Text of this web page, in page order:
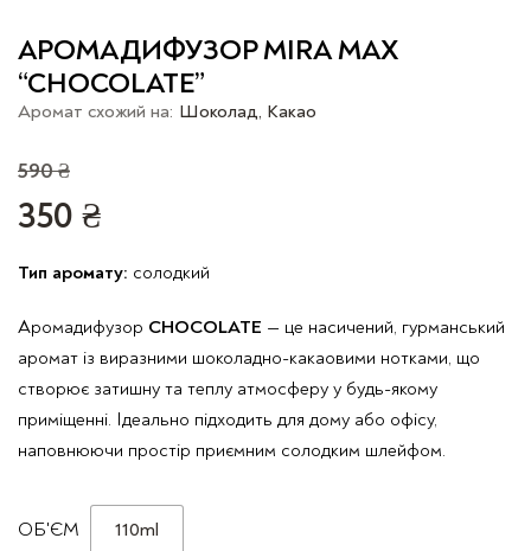
АРОМАДИФУЗОР MIRA MAX
“CHOCOLATE”
Аромат схожий на: Шоколад, Какао
590₴
ціна:
590 ₴.
350 ₴
ціна:
350 ₴.
Тип аромату: солодкий
Аромадифузор CHOCOLATE — це насичений, гурманський
аромат із виразними шоколадно-какаовими нотками, що
створює затишну та теплу атмосферу у будь-якому
приміщенні. Ідеально підходить для дому або офісу,
наповнюючи простір приємним солодким шлейфом.
ОБ'ЄМ 110ml